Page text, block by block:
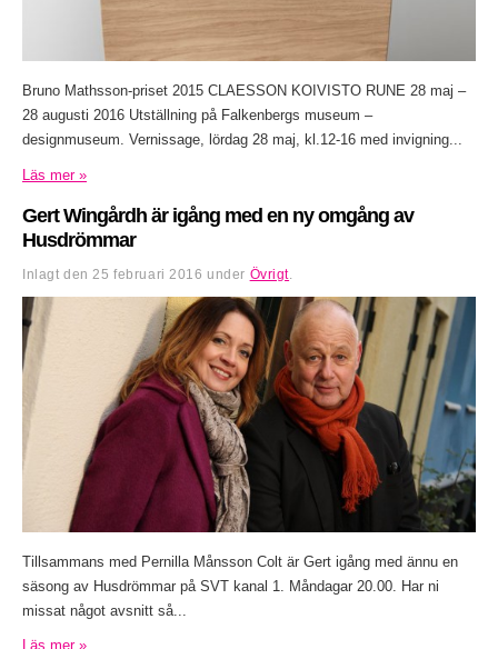
Bruno Mathsson-priset 2015 CLAESSON KOIVISTO RUNE 28 maj –
28 augusti 2016 Utställning på Falkenbergs museum –
designmuseum. Vernissage, lördag 28 maj, kl.12-16 med invigning...
Läs mer »
Gert Wingårdh är igång med en ny omgång av
Husdrömmar
Inlagt den 25 februari 2016 under Övrigt
Tillsammans med Pernilla Månsson Colt är Gert igång med ännu en
säsong av Husdrömmar på SVT kanal 1. Måndagar 20.00. Har ni
missat något avsnitt så...
Läs mer »